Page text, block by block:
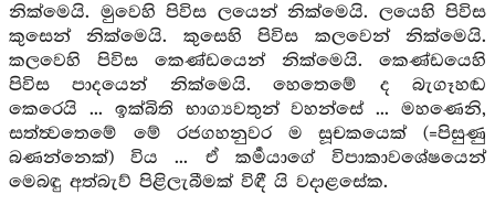
නික්මෙයි. මුවෙහි පිවිස ලයෙන් නික්මෙයි. ලයෙහි පිවිස
කුසෙන් නික්මෙයි. කුසෙහි පිවිස කලවෙන් නික්මෙයි.
කලවෙහි පිවිස කෙණ්ඩයෙන් නික්මෙයි. කෙණ්ඩයෙහි
පිවිස පාදයෙන් නික්මෙයි. හෙතෙමේ ද බැගෑහඬ
කෙරෙයි ... ඉක්බිති භාග්‍යවතුන් වහන්සේ ... මහණෙනි,
සත්ත්‍වතෙමේ මේ රජගහනුවර ම සූචකයෙක් (=පිසුණු
බණන්නෙක්) විය ... ඒ කර්‍මයාගේ විපාකාවශේෂයෙන්
මෙබඳු අත්බැව් පිළිලැබීමක් විඳී යි වදාළසේක.